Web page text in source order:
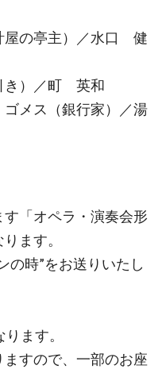
亭主）／水口 健
／町 英和
（銀行家）／湯
「オペラ・演奏会形
ます。
の時”をお送りいたし
ます。
すので、一部のお座